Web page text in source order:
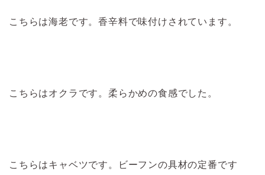
こちらは海老です。香辛料で味付けされています。
こちらはオクラです。柔らかめの食感でした。
こちらはキャベツです。ビーフンの具材の定番です